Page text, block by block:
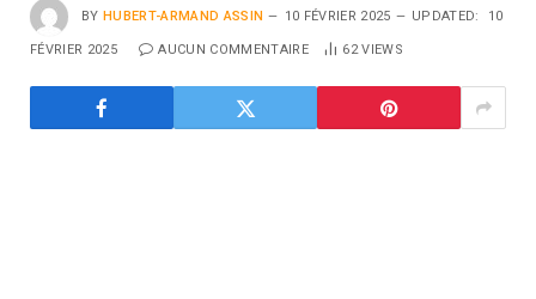
BY HUBERT-ARMAND ASSIN 10 FÉVRIER 2025 UPDATED: 10
FÉVRIER 2025 AUCUN COMMENTAIRE 62VIEWS